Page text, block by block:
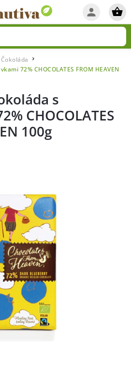
Čokoláda
72% CHOCOLATES FROM HEAVEN
s
CHOCOLATES
100g